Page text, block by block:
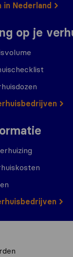
Nederland
op je